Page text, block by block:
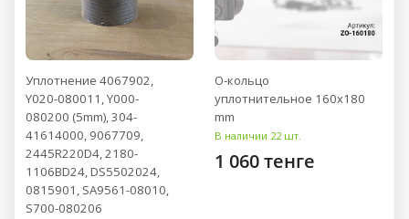
Уплотнение 4067902,
Y020-080011, Y000-
080200 (5mm), 304-
41614000, 9067709,
2445R220D4, 2180-
1106BD24, DS5502024,
0815901, SA9561-08010,
S700-080206
О-кольцо
уплотнительное 160x180
mm
В наличии 22 шт.
1 060 тенге